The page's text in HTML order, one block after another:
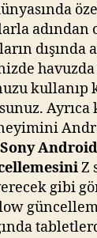
adından
dışında
kullanıp
Ayrıca
Sony
Z
gibi